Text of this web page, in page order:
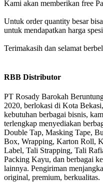
Kami akan memberikan free
Untuk order quantity besar
untuk mendapatkan harga
Terimakasih dan selamat
RBB Distributor
PT Rosady Barokah
2020, berlokasi di Kota
kebutuhan berbagai bisnis,
terlengkap menyediakan
Double Tap, Masking Tape,
Box, Wrapping, Karton Roll,
Label, Tali Strapping, Tali
Packing Kayu, dan berbagai
lainnya. Pengiriman
original, premium, berkualitas.